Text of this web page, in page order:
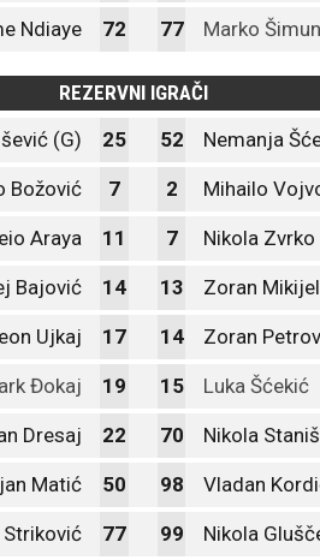
Ndiaye 72 77 Marko Šimun
REZERVNI IGRAČI
(G)
25 52 Nemanja
Božović 7 2 Mihailo
Araya 11 7 Nikola Zvrko
Bajović 14 13 Zoran
Ujkaj 17 14 Zoran
Đokaj 19 15 Luka Šćekić
Dresaj 22 70 Nikola
Matić 50 98 Vladan
Striković 77 99 Nikola